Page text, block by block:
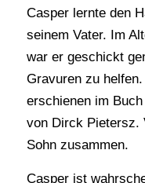
Casper lernte den
seinem Vater. Im
war er geschickt
Gravuren zu
erschienen im
von Dirck Pietersz.
Sohn zusammen.
Casper ist